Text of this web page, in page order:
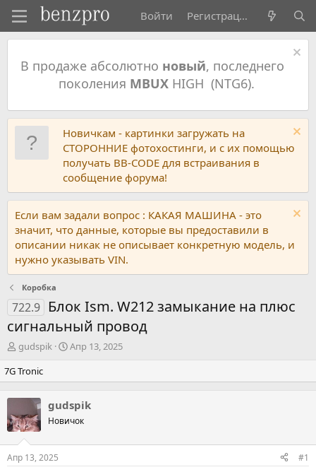
Войти Регистрация
В продаже абсолютно новый, последнего
поколения MBUXHIGH (NTG6).
Новичкам - картинки загружать на
СТОРОННИЕ фотохостинги, и с их помощью
получать BB-CODE для встраивания в
сообщение форума!
Если вам задали вопрос : КАКАЯ МАШИНА - это
значит, что данные, которые вы предоставили в
описании никак не описывает конкретную модель, и
нужно указывать VIN.
Коробка
722.9
Блок Ism. W212 замыкание на плюс
сигнальный провод
А
т
о
р
е
м
ы
gudspik
Д
а
а
ч
л
Апр 13, 2025
7G Tronic
gudspik
Новичок
Апр 13, 2025 #1